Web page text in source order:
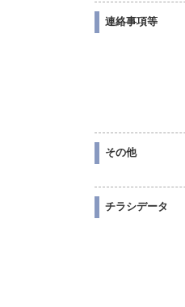
連絡事項等
その他
チラシデータ